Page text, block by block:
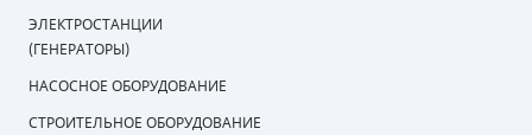
ЭЛЕКТРОСТАНЦИИ
(ГЕНЕРАТОРЫ)
НАСОСНОЕ ОБОРУДОВАНИЕ
СТРОИТЕЛЬНОЕ ОБОРУДОВАНИЕ